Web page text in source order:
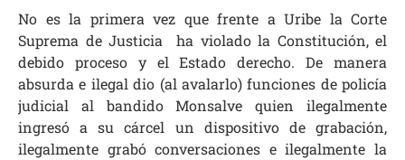
No es la primera vez que frente a Uribe la Corte
Suprema de Justicia ha violado la Constitución, el
debido proceso y el Estado derecho. De manera
absurda e ilegal dio (al avalarlo) funciones de policía
judicial al bandido Monsalve quien ilegalmente
ingresó a su cárcel un dispositivo de grabación,
ilegalmente grabó conversaciones e ilegalmente la